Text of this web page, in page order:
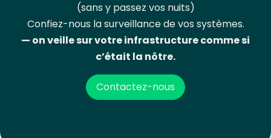
(sans y passez vos nuits)
Confiez-nous la surveillance de vos systèmes.
— on veille sur votre infrastructure comme si
c’était la nôtre.
Contactez-nous